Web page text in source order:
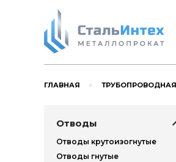
ГЛАВНАЯ
Отводы
Отводы крутоизогнутые
Отводы гнутые